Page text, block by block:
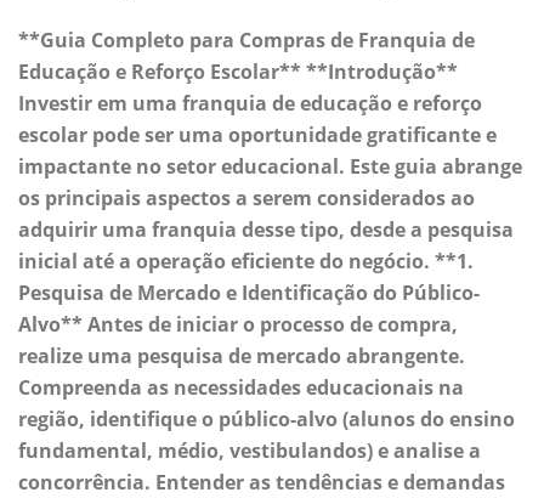
**Guia Completo para Compras de Franquia de
Educação e Reforço Escolar** **Introdução**
Investir em uma franquia de educação e reforço
escolar pode ser uma oportunidade gratificante e
impactante no setor educacional. Este guia abrange
os principais aspectos a serem considerados ao
adquirir uma franquia desse tipo, desde a pesquisa
inicial até a operação eficiente do negócio. **1.
Pesquisa de Mercado e Identificação do Público-
Alvo** Antes de iniciar o processo de compra,
realize uma pesquisa de mercado abrangente.
Compreenda as necessidades educacionais na
região, identifique o público-alvo (alunos do ensino
fundamental, médio, vestibulandos) e analise a
concorrência. Entender as tendências e demandas